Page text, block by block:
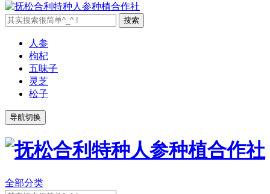
搜索
人参
枸杞
五味子
灵芝
松子
导航切换
全部分类